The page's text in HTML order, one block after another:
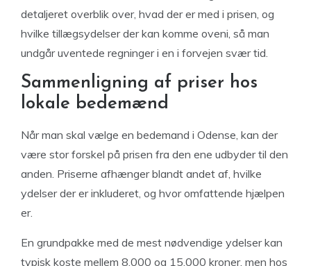
detaljeret overblik over, hvad der er med i prisen, og
hvilke tillægsydelser der kan komme oveni, så man
undgår uventede regninger i en i forvejen svær tid.
Sammenligning af priser hos
lokale bedemænd
Når man skal vælge en bedemand i Odense, kan der
være stor forskel på prisen fra den ene udbyder til den
anden. Priserne afhænger blandt andet af, hvilke
ydelser der er inkluderet, og hvor omfattende hjælpen
er.
En grundpakke med de mest nødvendige ydelser kan
typisk koste mellem 8.000 og 15.000 kroner, men hos